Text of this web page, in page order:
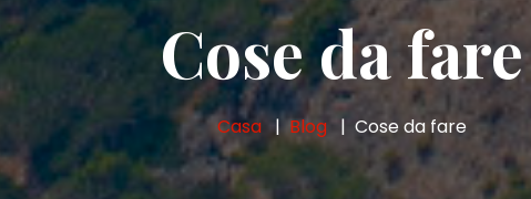
Cose da fare
Casa Blog Cose da fare